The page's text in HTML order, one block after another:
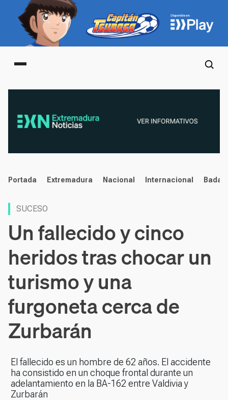
Main menu
noticias
Portada Extremadura Nacional Internacional
SUCESO
Un fallecido y cinco
heridos tras chocar un
turismo y una
furgoneta cerca de
Zurbarán
El fallecido es un hombre de 62 años. El accidente
ha consistido en un choque frontal durante un
adelantamiento en la BA-162 entre Valdivia y
Zurbarán